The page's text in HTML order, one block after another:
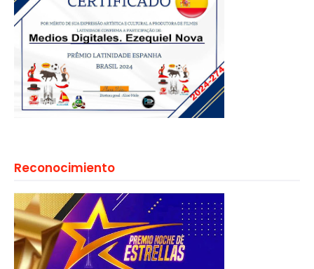
Reconocimiento